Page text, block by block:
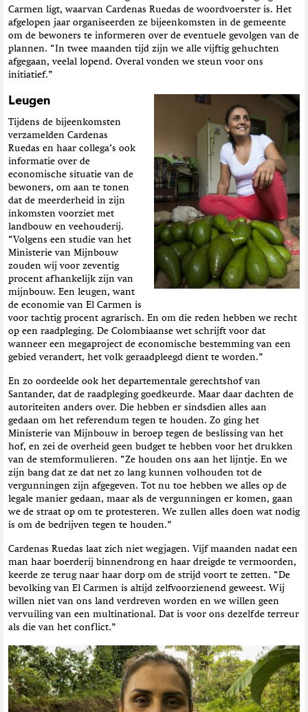
Carmen ligt, waarvan Cardenas Ruedas de woordvoerster is. Het
afgelopen jaar organiseerden ze bijeenkomsten in de gemeente
om de bewoners te informeren over de eventuele gevolgen van de
plannen. “In twee maanden tijd zijn we alle vijftig gehuchten
afgegaan, veelal lopend. Overal vonden we steun voor ons
initiatief.”
Leugen
Tijdens de bijeenkomsten
verzamelden Cardenas
Ruedas en haar collega’s ook
informatie over de
economische situatie van de
bewoners, om aan te tonen
dat de meerderheid in zijn
inkomsten voorziet met
landbouw en veehouderij.
“Volgens een studie van het
Ministerie van Mijnbouw
zouden wij voor zeventig
procent afhankelijk zijn van
mijnbouw. Een leugen, want
de economie van El Carmen is
voor tachtig procent agrarisch. En om die reden hebben we recht
op een raadpleging. De Colombiaanse wet schrijft voor dat
wanneer een megaproject de economische bestemming van een
gebied verandert, het volk geraadpleegd dient te worden.”
En zo oordeelde ook het departementale gerechtshof van
Santander, dat de raadpleging goedkeurde. Maar daar dachten de
autoriteiten anders over. Die hebben er sindsdien alles aan
gedaan om het referendum tegen te houden. Zo ging het
Ministerie van Mijnbouw in beroep tegen de beslissing van het
hof, en zei de overheid geen budget te hebben voor het drukken
van de stemformulieren. “Ze houden ons aan het lijntje. En we
zijn bang dat ze dat net zo lang kunnen volhouden tot de
vergunningen zijn afgegeven. Tot nu toe hebben we alles op de
legale manier gedaan, maar als de vergunningen er komen, gaan
we de straat op om te protesteren. We zullen alles doen wat nodig
is om de bedrijven tegen te houden.”
Cardenas Ruedas laat zich niet wegjagen. Vijf maanden nadat een
man haar boerderij binnendrong en haar dreigde te vermoorden,
keerde ze terug naar haar dorp om de strijd voort te zetten. “De
bevolking van El Carmen is altijd zelfvoorzienend geweest. Wij
willen niet van ons land verdreven worden en we willen geen
vervuiling van een multinational. Dat is voor ons dezelfde terreur
als die van het conflict.”